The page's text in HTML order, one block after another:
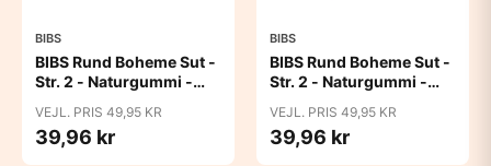
BIBS
BIBS Rund Boheme Sut -
Str. 2 - Naturgummi -
VEJL. PRIS 49,95 KR
39,96 kr
BIBS
BIBS Rund Boheme Sut -
Str. 2 - Naturgummi -
VEJL. PRIS 49,95 KR
39,96 kr